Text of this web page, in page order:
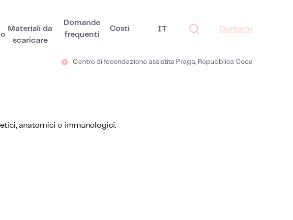
Materiali da
scaricare
Domande
frequenti
Costi IT Contatto
Centro di fecondazione assistita Praga, Repubblica Ceca
anatomici o immunologici.